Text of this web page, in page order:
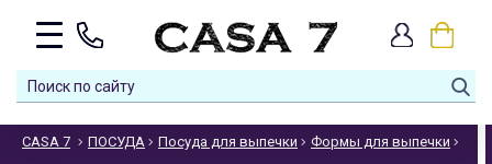
CASA 7 ПОСУДА Посуда для выпечки Формы для выпечки